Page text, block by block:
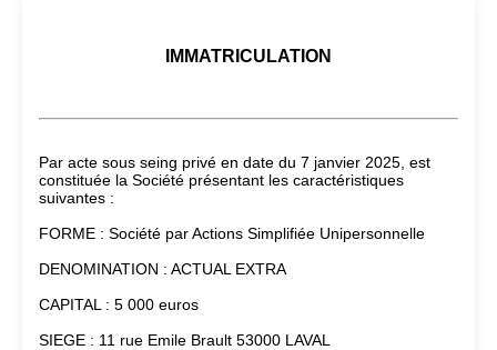
IMMATRICULATION
Par acte sous seing privé en date du 7 janvier 2025, est
constituée la Société présentant les caractéristiques
suivantes :
FORME : Société par Actions Simplifiée Unipersonnelle
DENOMINATION : ACTUAL EXTRA
CAPITAL : 5 000 euros
SIEGE : 11 rue Emile Brault 53000 LAVAL